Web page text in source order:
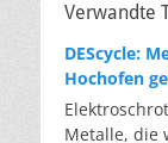
Verwandte
DEScycle:
Hochofen
Metalle, die